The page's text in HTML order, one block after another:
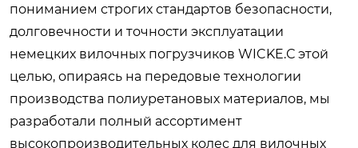
пониманием строгих стандартов безопасности,
долговечности и точности эксплуатации
немецких вилочных погрузчиков WICKE.С этой
целью, опираясь на передовые технологии
производства полиуретановых материалов, мы
разработали полный ассортимент
высокопроизводительных колес для вилочных